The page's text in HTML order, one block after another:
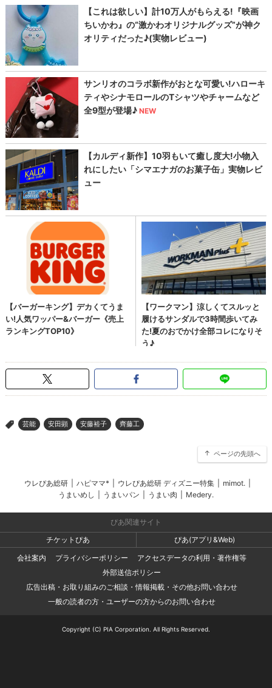
> 芸能 安田顕 安藤裕子 齊藤工
ページの先頭へ
ウレぴあ総研 ハピママ* ウレぴあ総研 ディズニー特集 mimot.
うまいめし
うまいパン うまい肉 Medery.
ぴあ関連サイト
チケットぴあ
ぴあ(アプリ&Web)
会社案内
プライバシーポリシー
アクセスデータの利用・著作権等
外部送信ポリシー
広告出稿・お取り組みのご相談・情報掲載・その他お問い合わせ
一般の読者の方・ユーザーの方からのお問い合わせ
Copyright (C) PIA Corporation. All Rights Reserved.